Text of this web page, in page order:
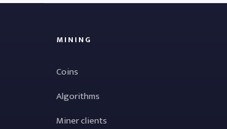
MINING
Coins
Algorithms
Miner clients